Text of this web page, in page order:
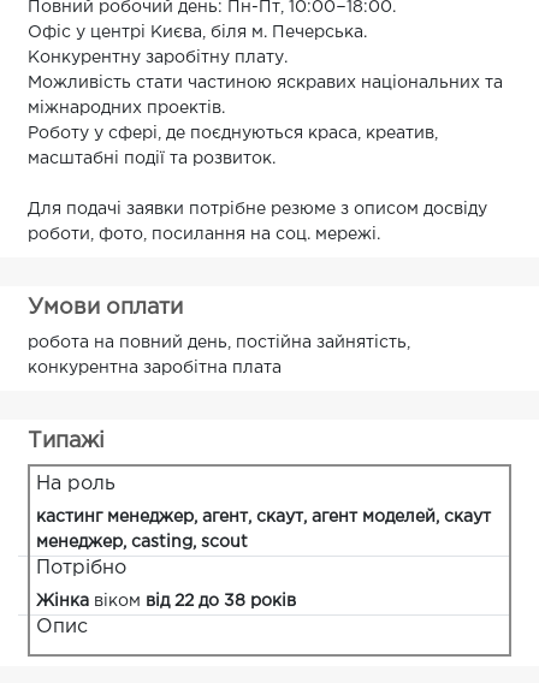
Повний робочий день: Пн-Пт, 10:00−18:00.
Офіс у центрі Києва, біля м. Печерська.
Конкурентну заробітну плату.
Можливість стати частиною яскравих національних та
міжнародних проектів.
Роботу у сфері, де поєднуються краса, креатив,
масштабні події та розвиток.
Для подачі заявки потрібне резюме з описом досвіду
роботи, фото, посилання на соц. мережі.
Умови оплати
робота на повний день, постійна зайнятість,
конкурентна заробітна плата
Типажі
На роль
кастинг менеджер, агент, скаут, агент моделей, скаут
менеджер, casting, scout
Потрібно
Жінка віком від 22 до 38 років
Опис